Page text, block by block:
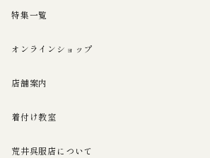
特集一覧
オンラインショップ
店舗案内
着付け教室
荒井呉服店について